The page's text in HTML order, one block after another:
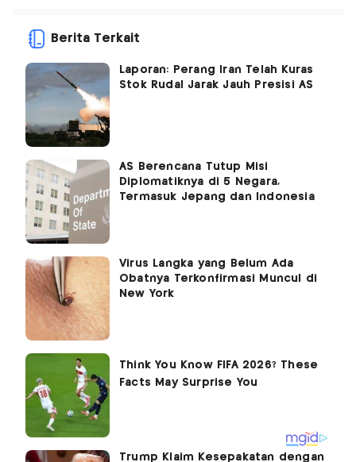
Berita Terkait
Laporan: Perang Iran Telah Kuras
Stok Rudal Jarak Jauh Presisi AS
AS Berencana Tutup Misi
Diplomatiknya di 5 Negara,
Termasuk Jepang dan Indonesia
Virus Langka yang Belum Ada
Obatnya Terkonfirmasi Muncul di
New York
Trump Klaim Kesepakatan dengan